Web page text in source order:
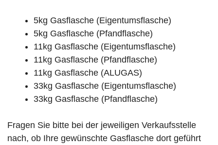
5kg Gasflasche (Eigentumsflasche)
5kg Gasflasche (Pfandflasche)
11kg Gasflasche (Eigentumsflasche)
11kg Gasflasche (Pfandflasche)
11kg Gasflasche (ALUGAS)
33kg Gasflasche (Eigentumsflasche)
33kg Gasflasche (Pfandflasche)
Fragen Sie bitte bei der jeweiligen Verkaufsstelle
nach, ob Ihre gewünschte Gasflasche dort geführt